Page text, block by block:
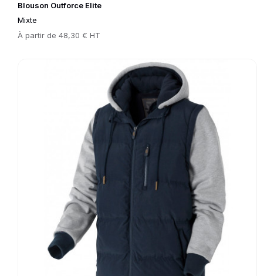
Blouson Outforce Elite
Mixte
Prix
À partir de48,30 € HT